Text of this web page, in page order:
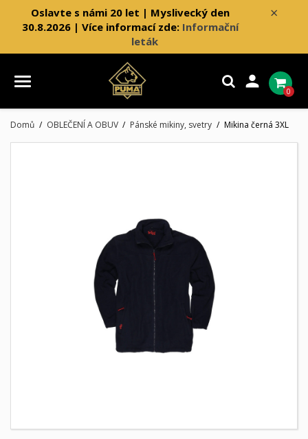
×
Oslavte s námi 20 let | Myslivecký den
30.8.2026 | Více informací zde: Informační
leták

0
Domů OBLEČENÍ A OBUV Pánské mikiny, svetry Mikina černá 3XL